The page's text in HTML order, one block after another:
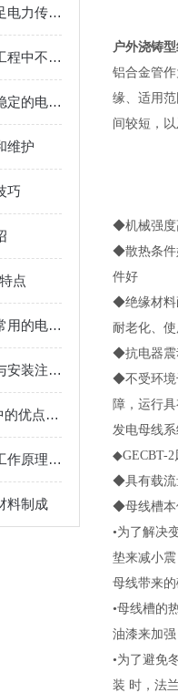
浇铸绝缘管型母线可以满足电力传输的要求
浇注管型母线是现代电气工程中不可少的一部分
浇铸绝缘管型母线：高效稳定的电力传输解决方案
维护
巧
点
浇铸绝缘管型母线是一种常用的电力传输和配电系统中的重要组件
浇铸绝缘管型母线的结构与安装注意事项说明
1000A母线槽在电力系统中的优点是什么
浇铸绝缘管型母线的基本工作原理解析
料制成
户外浇铸
铝合金管
缘、适用
间较短，
◆机械强度
◆散热条件
件好
◆绝缘材料
耐老化、
◆抗电器震
◆不受环境
障，运行
发电母线
◆GECBT-
◆具有载流
◆母线槽本
•为了解决
垫来减小
母线带来
•母线槽的
油漆来加
•为了避免
装 时，法